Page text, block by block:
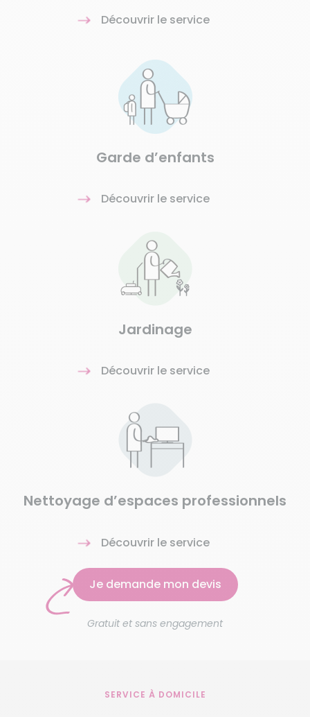
Découvrir le service
Garde d’enfants
Découvrir le service
Jardinage
Découvrir le service
Nettoyage d’espaces professionnels
Découvrir le service
Je demande mon devis
Gratuit et sans engagement
SERVICE À DOMICILE